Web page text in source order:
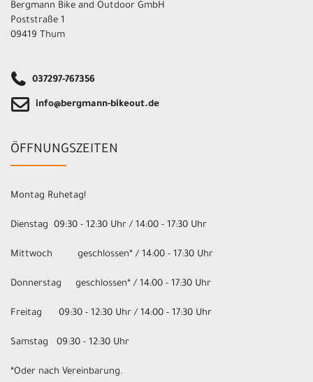
Bergmann Bike and Outdoor GmbH
Poststraße 1
09419 Thum
037297-767356
info@bergmann-bikeout.de
ÖFFNUNGSZEITEN
Montag Ruhetag!
Dienstag 09:30 - 12:30 Uhr / 14:00 - 17:30 Uhr
Mittwoch geschlossen* / 14:00 - 17:30 Uhr
Donnerstag geschlossen* / 14:00 - 17:30 Uhr
Freitag 09:30 - 12:30 Uhr / 14:00 - 17:30 Uhr
Samstag 09:30 - 12:30 Uhr
*Oder nach Vereinbarung.